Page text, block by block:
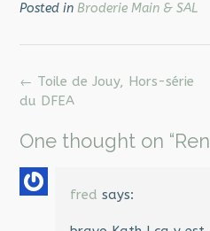
Posted in Broderie Main & SAL
Post
navigation
← Toile de Jouy, Hors-série
du DFEA
One thought on “
fred says: